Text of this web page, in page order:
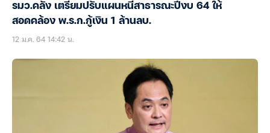
รมว.คลัง เตรียมปรับแผนหนี้สาธารณะปีงบ 64 ให้
สอดคล้อง พ.ร.ก.กู้เงิน 1 ล้านลบ.
12 ม.ค. 64 14:42 น.